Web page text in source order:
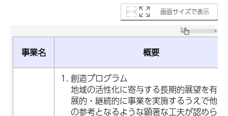
画面サイズで表示
事業名 概要
創造プログラム
地域の活性化に寄与する長期的展望を有し
展的・継続的に事業を実施するうえで他の
の参考となるような顕著な工夫が認められ